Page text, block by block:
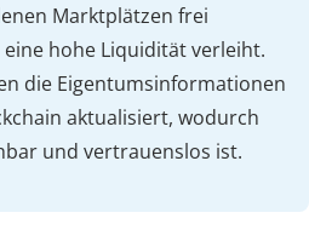
Marktplätzen frei
hohe Liquidität verleiht.
die Eigentumsinformationen
aktualisiert, wodurch
und vertrauenslos ist.